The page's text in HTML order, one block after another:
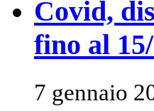
Covid,
fino al
7 gennaio